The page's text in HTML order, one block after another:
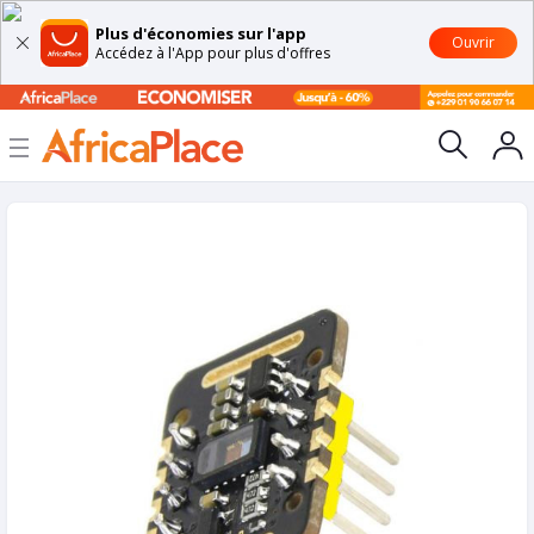
Plus d'économies sur l'app
Accédez à l'App pour plus d'offres
Ouvrir